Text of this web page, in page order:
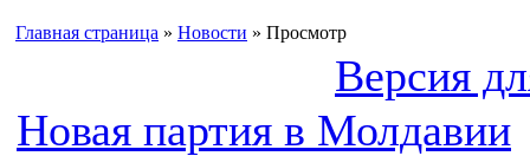
Главная страница » Новости » Просмотр
Версия
Новая партия в Молдавии